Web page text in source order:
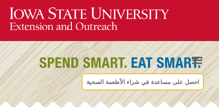
احصل على مساعدة في شراء الأطعمة الصحية